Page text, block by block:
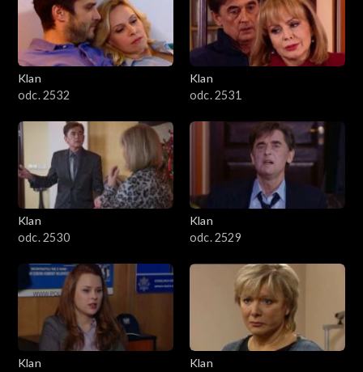
Klan
odc. 2532
Klan
odc. 2531
Klan
odc. 2530
Klan
odc. 2529
Klan
Klan